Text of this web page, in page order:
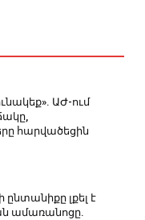
ԱԺ-ում
հարվածեցին
ընտանիքը լքել է
ամառանոցը.